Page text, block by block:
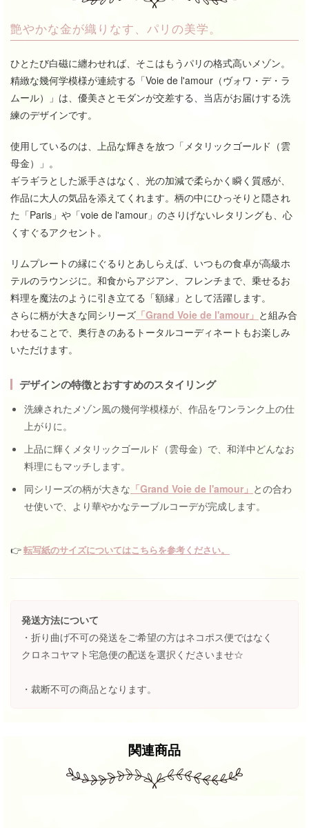
艶やかな金が織りなす、パリの美学。
ひとたび白磁に纏わせれば、そこはもうパリの格式高いメゾン。
精緻な幾何学模様が連続する「Voie de l'amour（ヴォワ・デ・ラ
ムール）」は、優美さとモダンが交差する、当店がお届けする洗
練のデザインです。
使用しているのは、上品な輝きを放つ「メタリックゴールド（雲
母金）」。
ギラギラとした派手さはなく、光の加減で柔らかく瞬く質感が、
作品に大人の気品を添えてくれます。柄の中にひっそりと隠され
た「Paris」や「voie de l'amour」のさりげないレタリングも、心
くすぐるアクセント。
リムプレートの縁にぐるりとあしらえば、いつもの食卓が高級ホ
テルのラウンジに。和食からアジアン、フレンチまで、乗せるお
料理を魔法のように引き立てる「額縁」として活躍します。
さらに柄が大きな同シリーズ 「Grand Voie de l'amour」 と組み合
わせることで、奥行きのあるトータルコーディネートもお楽しみ
いただけます。
デザインの特徴とおすすめのスタイリング
洗練されたメゾン風の幾何学模様が、作品をワンランク上の仕
上がりに。
上品に輝くメタリックゴールド（雲母金）で、和洋中どんなお
料理にもマッチします。
同シリーズの柄が大きな 「Grand Voie de l'amour」 との合わ
せ使いで、より華やかなテーブルコーデが完成します。
👉転写紙のサイズについてはこちらを参考ください。
発送方法について
・折り曲げ不可の発送をご希望の方はネコポス便ではなく
クロネコヤマト宅急便の配送を選択くださいませ☆
・裁断不可の商品となります。
関連商品